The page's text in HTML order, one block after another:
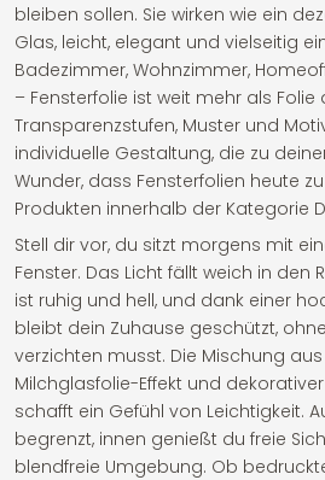
bleiben sollen. Sie wirken wie ein
Glas, leicht, elegant und vielseitig
Badezimmer, Wohnzimmer,
– Fensterfolie ist weit mehr als Folie
Transparenzstufen, Muster und
individuelle Gestaltung, die zu
Wunder, dass Fensterfolien heute
Produkten innerhalb der Kategorie
Stell dir vor, du sitzt morgens mit
Fenster. Das Licht fällt weich in den
ist ruhig und hell, und dank einer
bleibt dein Zuhause geschützt,
verzichten musst. Die Mischung
Milchglasfolie-Effekt und
schafft ein Gefühl von Leichtigkeit.
begrenzt, innen genießt du freie
blendfreie Umgebung. Ob